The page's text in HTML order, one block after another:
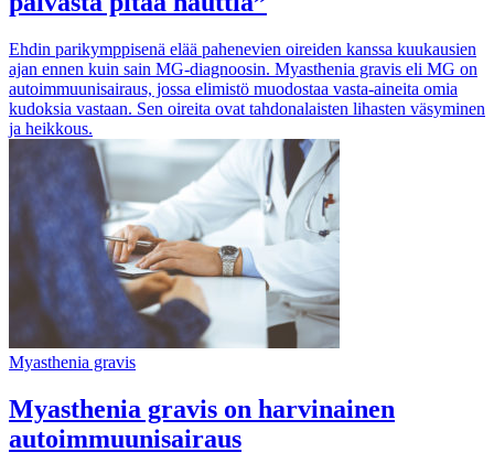
Ehdin parikymppisenä elää pahenevien oireiden kanssa kuukausien
ajan ennen kuin sain MG-diagnoosin. Myasthenia gravis eli MG on
autoimmuunisairaus, jossa elimistö muodostaa vasta-aineita omia
kudoksia vastaan. Sen oireita ovat tahdonalaisten lihasten väsyminen
ja heikkous.
Myasthenia gravis
Myasthenia gravis on harvinainen
autoimmuunisairaus